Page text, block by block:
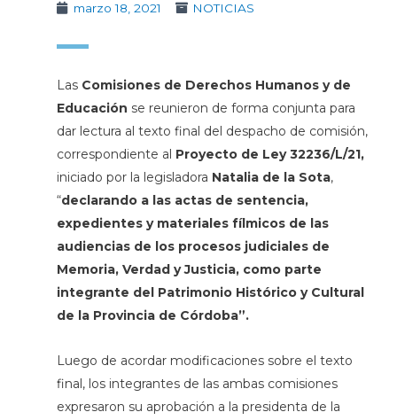
marzo 18, 2021 NOTICIAS
Las Comisiones de Derechos Humanos y de
Educación se reunieron de forma conjunta para
dar lectura al texto final del despacho de comisión,
correspondiente al Proyecto de Ley 32236/L/21,
iniciado por la legisladora Natalia de la Sota,
“declarando a las actas de sentencia,
expedientes y materiales fílmicos de las
audiencias de los procesos judiciales de
Memoria, Verdad y Justicia, como parte
integrante del Patrimonio Histórico y Cultural
de la Provincia de Córdoba”.
Luego de acordar modificaciones sobre el texto
final, los integrantes de las ambas comisiones
expresaron su aprobación a la presidenta de la